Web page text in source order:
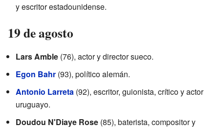
y escritor estadounidense.
19 de agosto
Lars Amble (76), actor y director sueco.
Egon Bahr (93), político alemán.
Antonio Larreta (92), escritor, guionista, crítico y actor
uruguayo.
Doudou N'Diaye Rose (85), baterista, compositor y